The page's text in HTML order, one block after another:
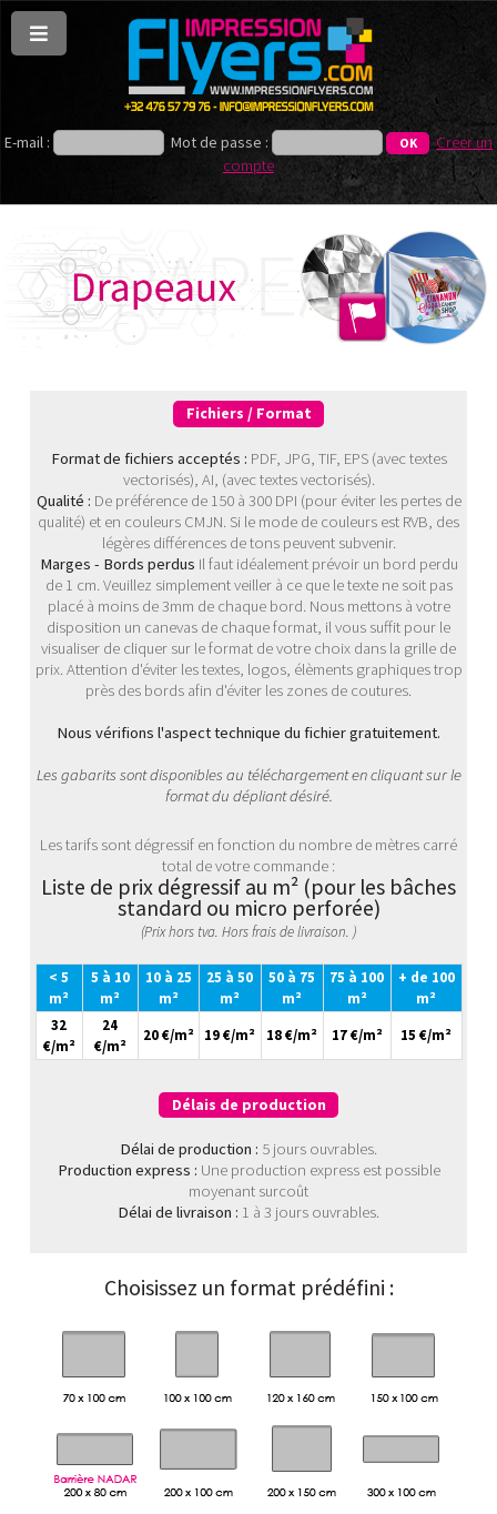
E-mail : Mot de passe :
Créer un
compte
Fichiers / Format
Format de fichiers acceptés : PDF, JPG, TIF, EPS (avec textes
vectorisés), AI, (avec textes vectorisés).
Qualité : De préférence de 150 à 300 DPI (pour éviter les pertes de
qualité) et en couleurs CMJN. Si le mode de couleurs est RVB, des
légères différences de tons peuvent subvenir.
Marges - Bords perdus Il faut idéalement prévoir un bord perdu
de 1 cm. Veuillez simplement veiller à ce que le texte ne soit pas
placé à moins de 3mm de chaque bord. Nous mettons à votre
disposition un canevas de chaque format, il vous suffit pour le
visualiser de cliquer sur le format de votre choix dans la grille de
prix. Attention d'éviter les textes, logos, élèments graphiques trop
près des bords afin d'éviter les zones de coutures.
Nous vérifions l'aspect technique du fichier gratuitement.
Les gabarits sont disponibles au téléchargement en cliquant sur le
format du dépliant désiré.
Les tarifs sont dégressif en fonction du nombre de mètres carré
total de votre commande :
Liste de prix dégressif au m² (pour les bâches
standard ou micro perforée)
(Prix hors tva. Hors frais de livraison. )
< 5
m²
5 à 10
m²
10 à 25
m²
25 à 50
m²
50 à 75
m²
75 à 100
m²
+ de 100
m²
32
€/m²
24
€/m²
20 €/m² 19 €/m² 18 €/m² 17 €/m² 15 €/m²
Délais de production
Délai de production : 5 jours ouvrables.
Production express : Une production express est possible
moyenant surcoût
Délai de livraison : 1 à 3 jours ouvrables.
Choisissez un format prédéfini :